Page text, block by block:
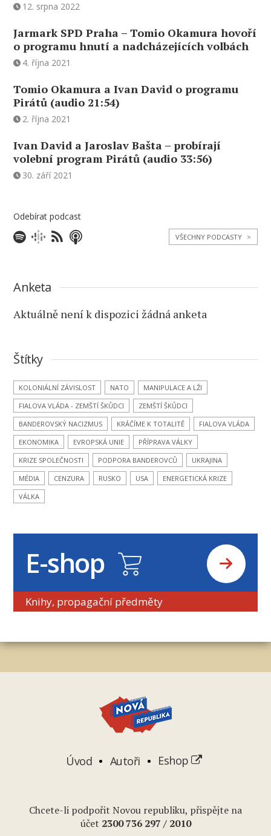
12. srpna 2022
Jarmark SPD Praha – Tomio Okamura hovoří
o programu hnutí a nadcházejících volbách
4. října 2021
Tomio Okamura a Ivan David o programu
Pirátů (audio 21:54)
2. října 2021
Ivan David a Jaroslav Bašta – probírají
volební program Pirátů (audio 33:56)
30. září 2021
Odebírat podcast
VŠECHNY PODCASTY >
Anketa
Aktuálně není k dispozici žádná anketa
Štítky
KOLONIÁLNÍ ZÁVISLOST NATO
MANIPULACE A LŽI
FIALOVA VLÁDA - ZEMŠTÍ ŠKŮDCI
ZEMŠTÍ ŠKŮDCI
BANDEROVSKÝ NACIZMUS
KRÁČÍME K TOTALITĚ
FIALOVA VLÁDA
EKONOMIKA
EVROPSKÁ UNIE
PŘÍPRAVA VÁLKY
KRIZE SPOLEČNOSTI
PODPORA BANDEROVCŮ
UKRAJINA
MÉDIA
CENZURA RUSKO USA
ENERGETICKÁ KRIZE
VÁLKA
E-shop
Knihy, propagační předměty
Úvod Autoři Eshop
Chcete-li podpořit Novou republiku, přispějte na
účet 2300 736 297 / 2010